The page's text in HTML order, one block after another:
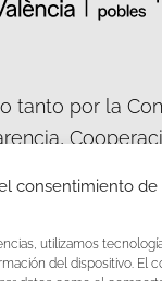
consentimiento de
utilizamos
del dispositivo. El
tanto por la
la Diputación